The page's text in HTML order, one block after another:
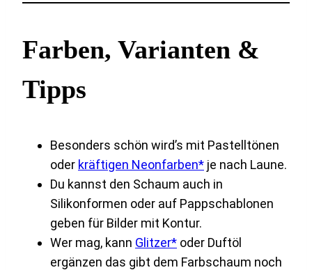
Farben, Varianten &
Tipps
Besonders schön wird’s mit Pastelltönen
oder kräftigen Neonfarben* je nach Laune.
Du kannst den Schaum auch in
Silikonformen oder auf Pappschablonen
geben für Bilder mit Kontur.
Wer mag, kann Glitzer* oder Duftöl
ergänzen das gibt dem Farbschaum noch